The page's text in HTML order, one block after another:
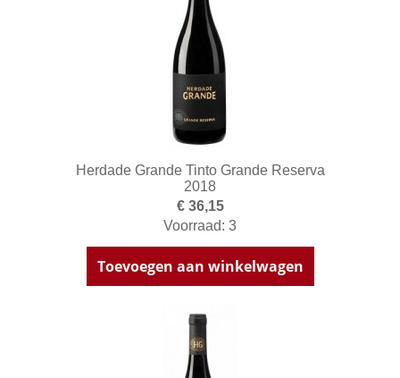
Herdade Grande Tinto Grande Reserva
2018
€ 36,15
Voorraad: 3
Toevoegen aan winkelwagen